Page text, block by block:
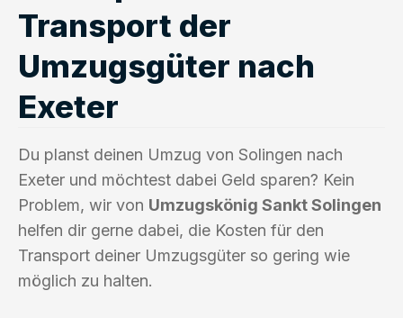
Transport der
Umzugsgüter nach
Exeter
Du planst deinen Umzug von Solingen nach
Exeter und möchtest dabei Geld sparen? Kein
Problem, wir von Umzugskönig Sankt Solingen
helfen dir gerne dabei, die Kosten für den
Transport deiner Umzugsgüter so gering wie
möglich zu halten.